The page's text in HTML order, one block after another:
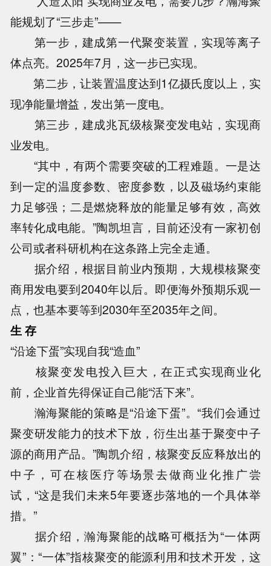
能规划了“三步走”——
第一步，建成第一代聚变装置，实现等离子
体点亮。2025年7月，这一步已实现。
第二步，让装置温度达到1亿摄氏度以上，实
现净能量增益，发出第一度电。
第三步，建成兆瓦级核聚变发电站，实现商
业发电。
“其中，有两个需要突破的工程难题。一是达
到一定的温度参数、密度参数，以及磁场约束能
力足够强；二是燃烧释放的能量足够有效，高效
率转化成电能。”陶凯坦言，目前还没有一家初创
公司或者科研机构在这条路上完全走通。
据介绍，根据目前业内预期，大规模核聚变
商用发电要到2040年以后。即便海外预期乐观一
点，也基本要等到2030年至2035年之间。
生 存
“沿途下蛋”实现自我“造血”
核聚变发电投入巨大，在正式实现商业化
前，企业首先得保证自己能“活下来”。
瀚海聚能的策略是“沿途下蛋”。“我们会通过
聚变研发能力的技术下放，衍生出基于聚变中子
源的商用产品。”陶凯介绍，核聚变反应释放出的
中子，可在核医疗等场景去做商业化推广尝
试，“这是我们未来5年要逐步落地的一个具体举
措。”
据介绍，瀚海聚能的战略可概括为“一体两
翼”：“一体”指核聚变的能源利用和技术开发，这